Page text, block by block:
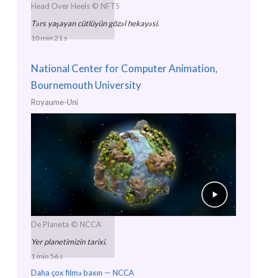
Head Over Heels © NFTS
Tərs yaşayan cütlüyün gözəl hekayəsi.
10 min 21 s
National Center for Computer Animation,
Bournemouth University
Royaume-Uni
De Planeta © NCCA
Yer planetimizin tarixi.
1 min 56 s
Daha çox filmə baxın — NCCA